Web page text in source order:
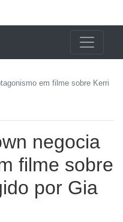
em filme sobre Kerri
negocia
filme sobre
por Gia